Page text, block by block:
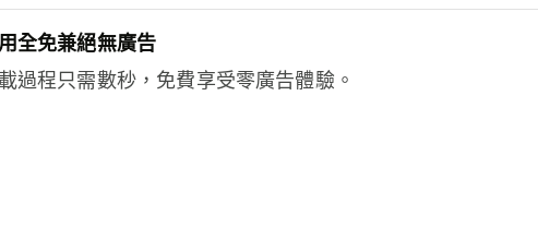
全免兼絕無廣告
過程只需數秒，免費享受零廣告體驗。